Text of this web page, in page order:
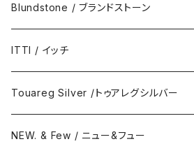
Blundstone / ブランドストーン
ITTI / イッチ
Touareg Silver /トゥアレグシルバー
NEW. & Few / ニュー&フュー